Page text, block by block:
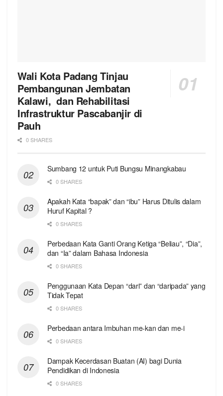
Wali Kota Padang Tinjau
Pembangunan Jembatan
Kalawi, dan Rehabilitasi
Infrastruktur Pascabanjir di
Pauh
0 SHARES
Sumbang 12 untuk Puti Bungsu Minangkabau
0 SHARES
Apakah Kata “bapak” dan “ibu” Harus Ditulis dalam
Huruf Kapital ?
0 SHARES
Perbedaan Kata Ganti Orang Ketiga “Beliau”, “Dia”,
dan “Ia” dalam Bahasa Indonesia
0 SHARES
Penggunaan Kata Depan “dari” dan “daripada” yang
Tidak Tepat
0 SHARES
Perbedaan antara Imbuhan me-kan dan me-i
0 SHARES
Dampak Kecerdasan Buatan (AI) bagi Dunia
Pendidikan di Indonesia
0 SHARES